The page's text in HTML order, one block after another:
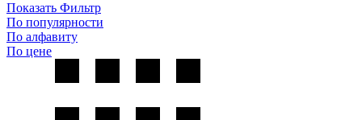
Показать Фильтр
По популярности
По алфавиту
По цене